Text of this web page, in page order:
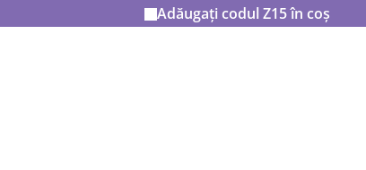
Adăugați codul Z15în coș